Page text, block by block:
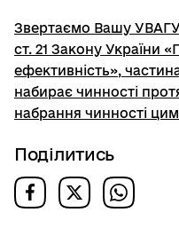
Звертаємо Вашу
ст. 21 Закону України
ефективність»,
набирає чинності
набрання чинності
Поділитись